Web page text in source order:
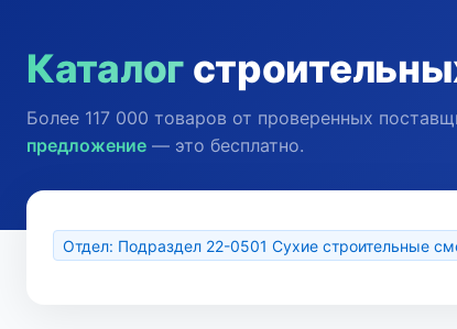
Каталог
Более 117 000 товаров от проверенных
предложение — это бесплатно.
Отдел: Подраздел 22-0501 Сухие строительные